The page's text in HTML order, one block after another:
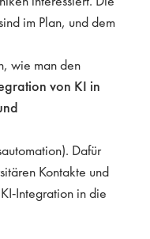
im Plan, und dem
wie man den
von KI in
Dafür
Kontakte und
Integration in die